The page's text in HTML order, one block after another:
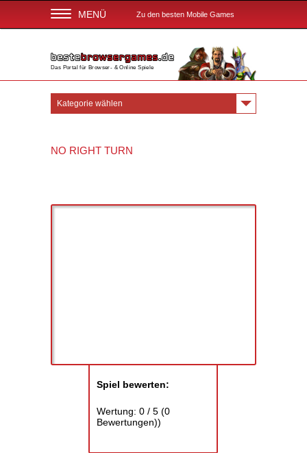
MENÜ Zu den besten Mobile Games
Das Portal für Browser- & Online Spiele
Kategorie wählen
NO RIGHT TURN
Spiel bewerten:
Wertung: 0 / 5 (0
Bewertungen))